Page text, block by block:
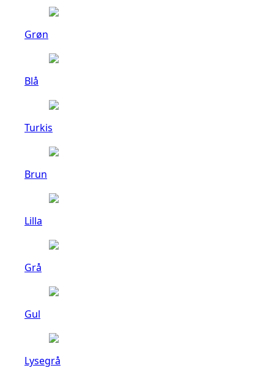
Grøn
Blå
Turkis
Brun
Lilla
Grå
Gul
Lysegrå